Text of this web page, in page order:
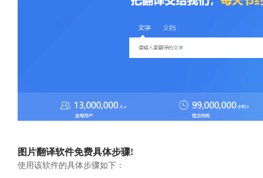
图片翻译软件免费具体步骤!
使用该软件的具体步骤如下：